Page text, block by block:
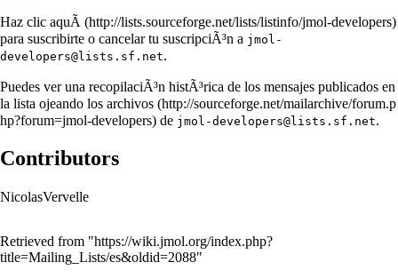
Haz clic aquÃ­
para suscribirte o cancelar tu suscripciÃ³n a jmol-
developers@lists.sf.net.
Puedes ver una recopilaciÃ³n histÃ³rica de los mensajes publicados en
la lista ojeando los archivos
de jmol-developers@lists.sf.net.
Contributors
NicolasVervelle
Retrieved from "https://wiki.jmol.org/index.php?
title=Mailing_Lists/es&oldid=2088"